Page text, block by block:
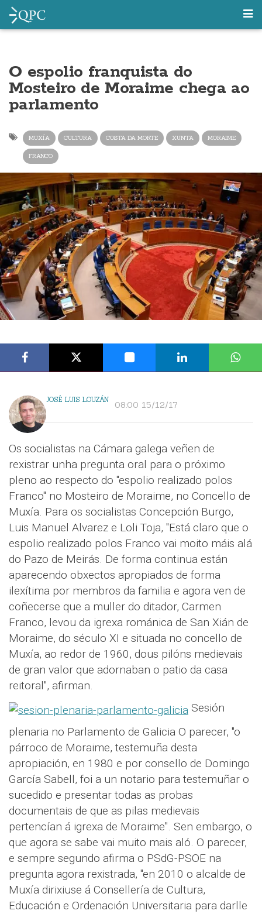
O espolio franquista do
Mosteiro de Moraime chega ao
parlamento
MUXÍA CULTURA COSTA DA MORTE XUNTA MORAIME
FRANCO
JOSÉ LUIS LOUZÁN 08:00 15/12/17
Os socialistas na Cámara galega veñen de
rexistrar unha pregunta oral para o próximo
pleno ao respecto do "espolio realizado polos
Franco" no Mosteiro de Moraime, no Concello de
Muxía. Para os socialistas Concepción Burgo,
Luis Manuel Alvarez e Loli Toja, "Está claro que o
espolio realizado polos Franco vai moito máis alá
do Pazo de Meirás. De forma continua están
aparecendo obxectos apropiados de forma
ilexítima por membros da familia e agora ven de
coñecerse que a muller do ditador, Carmen
Franco, levou da igrexa románica de San Xián de
Moraime, do século XI e situada no concello de
Muxía, ao redor de 1960, dous pilóns medievais
de gran valor que adornaban o patio da casa
reitoral", afirman.
Sesión
plenaria no Parlamento de Galicia O parecer, "o
párroco de Moraime, testemuña desta
apropiación, en 1980 e por consello de Domingo
García Sabell, foi a un notario para testemuñar o
sucedido e presentar todas as probas
documentais de que as pilas medievais
pertencían á igrexa de Moraime". Sen embargo, o
que agora se sabe vai muito mais aló. O parecer,
e sempre segundo afirma o PSdG-PSOE na
pregunta agora rexistrada, "en 2010 o alcalde de
Muxía dirixiuse á Consellería de Cultura,
Educación e Ordenación Universitaria para darlle